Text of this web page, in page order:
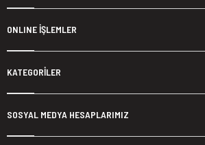
ONLINE İŞLEMLER
KATEGORİLER
SOSYAL MEDYA HESAPLARIMIZ